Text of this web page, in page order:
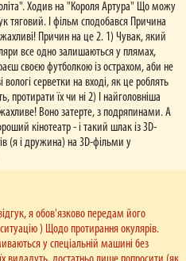
Ходив на "Короля Артура" Що можу
тяговий. І фільм сподобався Причина
Причин на це 2. 1) Чувак, який
все одно залишаються у плямах,
своєю футболкою із острахом, аби не
серветки на вході, як це роблять
протирати їх чи ні 2) І найголовніша
Воно затерте, з подряпинами. А
кінотеатр - і такий шлак із 3D-
(я і дружина) на 3D-фільми у
я обов'язково передам його
) Щодо протирання окулярів.
у спеціальній машині без